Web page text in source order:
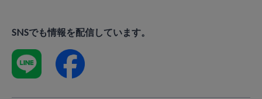
SNSでも情報を配信しています。